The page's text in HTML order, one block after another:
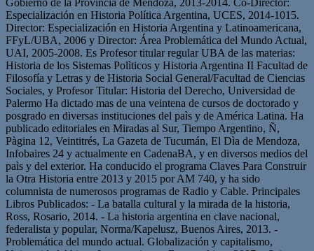
Especialización en Historia Política Argentina, UCES, 2014-1015.
Director: Especialización en Historia Argentina y Latinoamericana,
FFyL/UBA, 2006 y Director: Área Problemática del Mundo Actual,
UAI, 2005-2008. Es Profesor titular regular UBA de las materias:
Historia de los Sistemas Polìticos y Historia Argentina II Facultad de
Filosofía y Letras y de Historia Social General/Facultad de Ciencias
Sociales, y Profesor Titular: Historia del Derecho, Universidad de
Palermo Ha dictado mas de una veintena de cursos de doctorado y
posgrado en diversas instituciones del paìs y de América Latina. Ha
publicado editoriales en Miradas al Sur, Tiempo Argentino, Ñ,
Pàgina 12, Veintitrés, La Gazeta de Tucumán, El Dìa de Mendoza,
Infobaires 24 y actualmente en CadenaBA, y en diversos medios del
paìs y del exterior. Ha conducido el programa Claves Para Construir
la Otra Historia entre 2013 y 2015 por AM 740, y ha sido
columnista de numerosos programas de Radio y Cable. Principales
Libros Publicados: - La batalla cultural y la mirada de la historia,
Ross, Rosario, 2014. - La historia argentina en clave nacional,
federalista y popular, Norma/Kapelusz, Buenos Aires, 2013. -
Problemática del mundo actual. Globalización y capitalismo,